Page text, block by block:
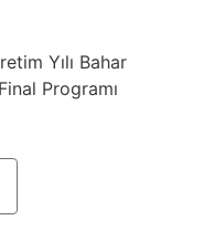
Yılı Bahar
Programı